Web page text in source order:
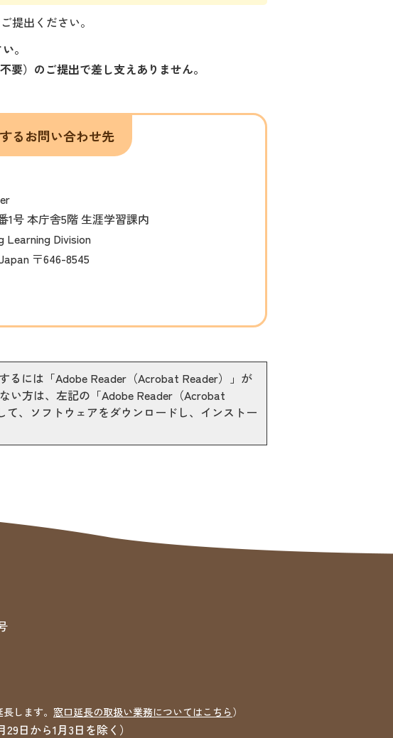
提出ください。
。
要）のご提出で差し支えありません。
るお問い合わせ先
1号 本庁舎5階 生涯学習課内
Division
〒646-8545
るには「Adobe Reader（Acrobat Reader）」が
い方は、左記の「Adobe Reader（Acrobat
、ソフトウェアをダウンロードし、インストー
します。 窓口延長の取扱い業務についてはこちら）
日から1月3日を除く）